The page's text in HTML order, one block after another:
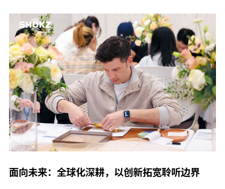
面向未来：全球化深耕，以创新拓宽聆听边界